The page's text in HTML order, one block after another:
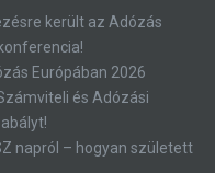
került az Adózás
Európában 2026
és Adózási
napról – hogyan született